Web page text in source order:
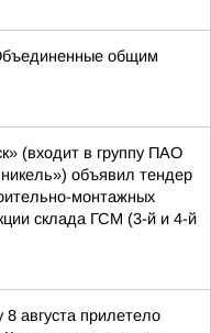
общим
(входит в группу ПАО
объявил тендер
монтажных
склада ГСМ (3-й и 4-й
8 августа прилетело